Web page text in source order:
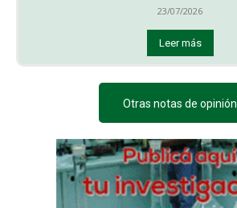
23/07/2026
Leer más
Otras notas de opinión